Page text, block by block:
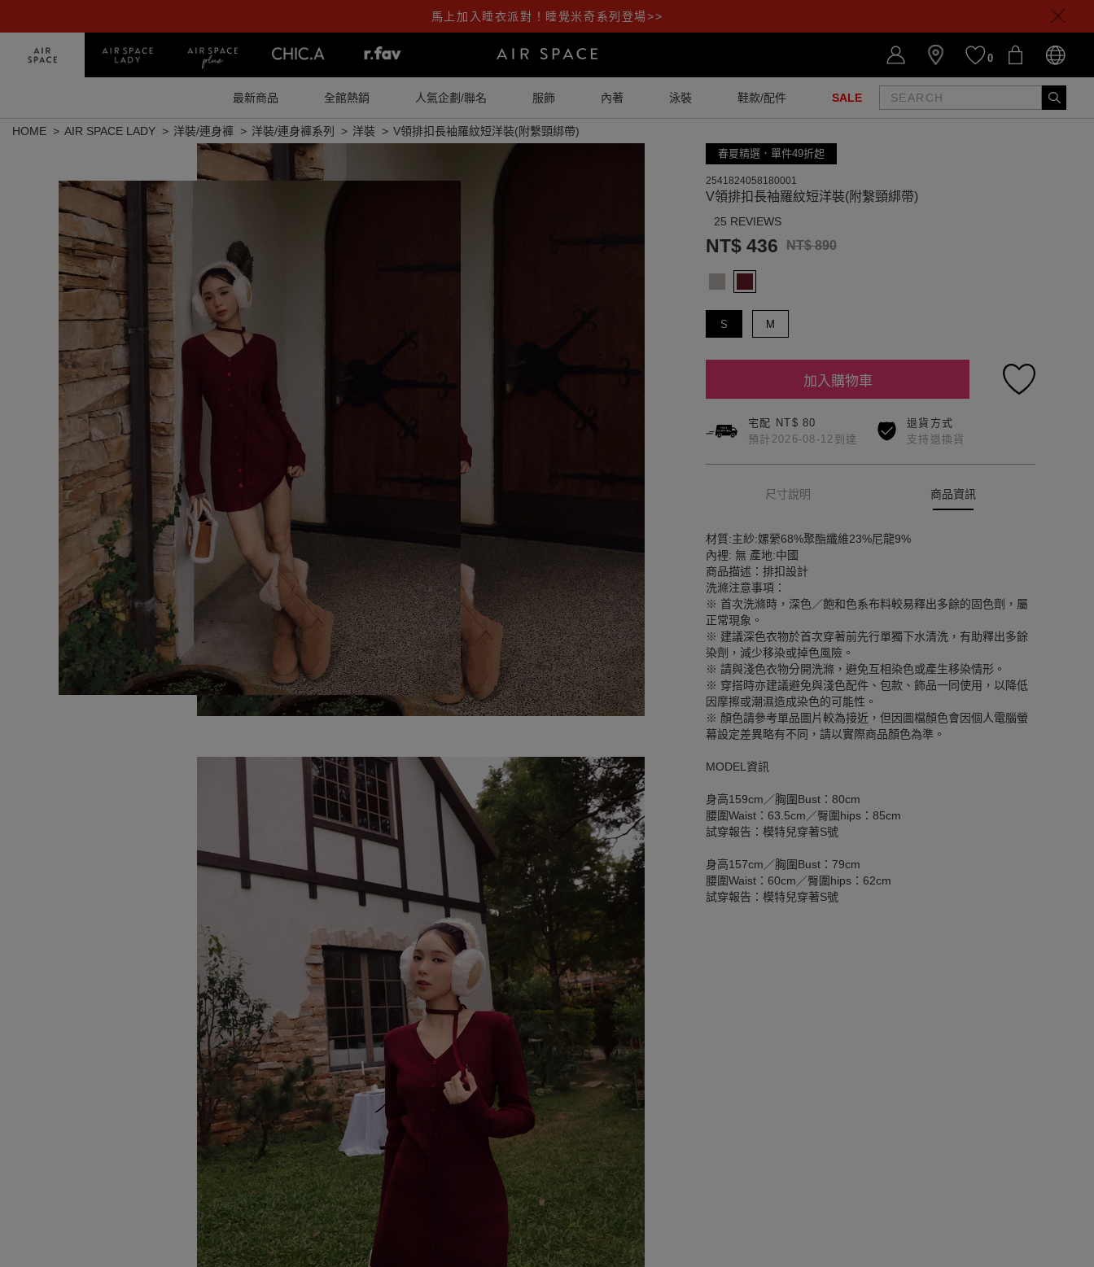
馬上加入睡衣派對！睡覺米奇系列登場>>
0
最新商品 全館熱銷 人氣企劃/聯名 服飾 內著 泳裝 鞋款/配件 SALE
HOME AIR SPACE LADY 洋裝/連身褲 洋裝/連身褲系列 洋裝 V領排扣長袖羅紋短洋裝(附繫頸綁帶)
春夏精選．單件49折起
2541824058180001
V領排扣長袖羅紋短洋裝(附繫頸綁帶)
25 REVIEWS
NT$ 436 NT$ 890
S M
加入購物車
宅配 NT$ 80
預計2026-08-12到達
退貨方式
支持退換貨
尺寸說明 商品資訊
材質:主紗:嫘縈68%聚酯纖維23%尼龍9%
內裡: 無 產地:中國
商品描述：排扣設計
洗滌注意事項：
※ 首次洗滌時，深色／飽和色系布料較易釋出多餘的固色劑，屬
正常現象。
※ 建議深色衣物於首次穿著前先行單獨下水清洗，有助釋出多餘
染劑，減少移染或掉色風險。
※ 請與淺色衣物分開洗滌，避免互相染色或產生移染情形。
※ 穿搭時亦建議避免與淺色配件、包款、飾品一同使用，以降低
因摩擦或潮濕造成染色的可能性。
※ 顏色請參考單品圖片較為接近，但因圖檔顏色會因個人電腦螢
幕設定差異略有不同，請以實際商品顏色為準。
MODEL資訊
身高159cm／胸圍Bust：80cm
腰圍Waist：63.5cm／臀圍hips：85cm
試穿報告：模特兒穿著S號
身高157cm／胸圍Bust：79cm
腰圍Waist：60cm／臀圍hips：62cm
試穿報告：模特兒穿著S號